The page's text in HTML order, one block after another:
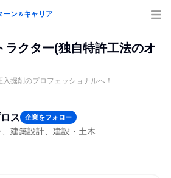
ーン＆キャリア
ラクター(独自特許工法のオ
掘削のプロフェッショナルへ！
ス 企業をフォロー
建築設計、建設・土木